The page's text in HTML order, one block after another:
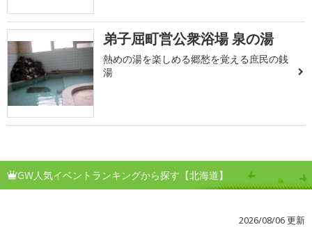
弟子屈町営公衆浴場 泉の湯
熱めの湯を楽しめる郷愁を覚える庶民の銭
湯
GW人気イベントランキングから探す【北海道】
2026/08/06 更新